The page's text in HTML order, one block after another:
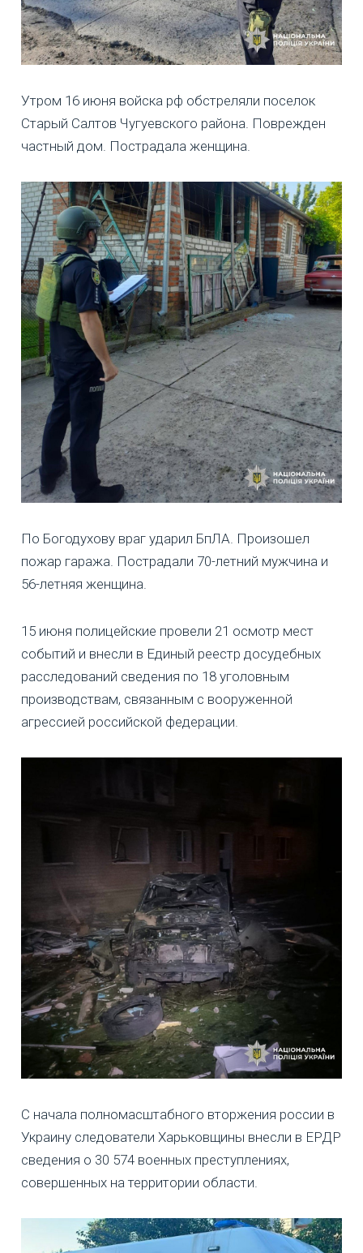
Утром 16 июня войска рф обстреляли поселок
Старый Салтов Чугуевского района. Поврежден
частный дом. Пострадала женщина.
По Богодухову враг ударил БпЛА. Произошел
пожар гаража. Пострадали 70-летний мужчина и
56-летняя женщина.
15 июня полицейские провели 21 осмотр мест
событий и внесли в Единый реестр досудебных
расследований сведения по 18 уголовным
производствам, связанным с вооруженной
агрессией российской федерации.
С начала полномасштабного вторжения россии в
Украину следователи Харьковщины внесли в ЕРДР
сведения о 30 574 военных преступлениях,
совершенных на территории области.